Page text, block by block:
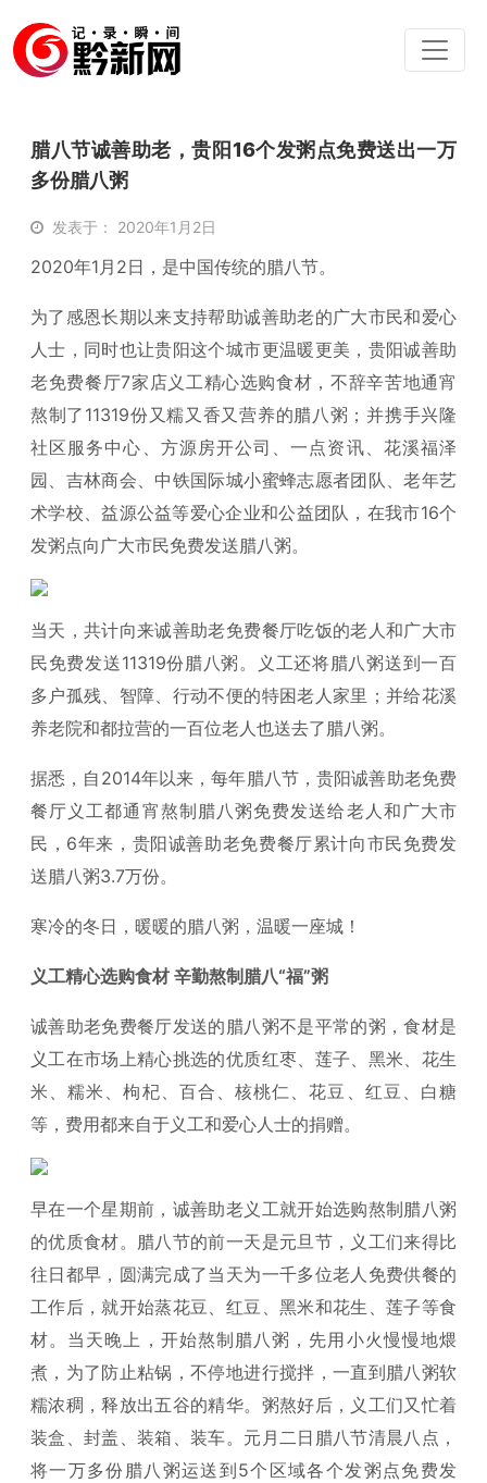
腊八节诚善助老，贵阳16个发粥点免费送出一万
多份腊八粥
发表于： 2020年1月2日
2020年1月2日，是中国传统的腊八节。
为了感恩长期以来支持帮助诚善助老的广大市民和爱心
人士，同时也让贵阳这个城市更温暖更美，贵阳诚善助
老免费餐厅7家店义工精心选购食材，不辞辛苦地通宵
熬制了11319份又糯又香又营养的腊八粥；并携手兴隆
社区服务中心、方源房开公司、一点资讯、花溪福泽
园、吉林商会、中铁国际城小蜜蜂志愿者团队、老年艺
术学校、益源公益等爱心企业和公益团队，在我市16个
发粥点向广大市民免费发送腊八粥。
当天，共计向来诚善助老免费餐厅吃饭的老人和广大市
民免费发送11319份腊八粥。义工还将腊八粥送到一百
多户孤残、智障、行动不便的特困老人家里；并给花溪
养老院和都拉营的一百位老人也送去了腊八粥。
据悉，自2014年以来，每年腊八节，贵阳诚善助老免费
餐厅义工都通宵熬制腊八粥免费发送给老人和广大市
民，6年来，贵阳诚善助老免费餐厅累计向市民免费发
送腊八粥3.7万份。
寒冷的冬日，暖暖的腊八粥，温暖一座城！
义工精心选购食材 辛勤熬制腊八“福”粥
诚善助老免费餐厅发送的腊八粥不是平常的粥，食材是
义工在市场上精心挑选的优质红枣、莲子、黑米、花生
米、糯米、枸杞、百合、核桃仁、花豆、红豆、白糖
等，费用都来自于义工和爱心人士的捐赠。
早在一个星期前，诚善助老义工就开始选购熬制腊八粥
的优质食材。腊八节的前一天是元旦节，义工们来得比
往日都早，圆满完成了当天为一千多位老人免费供餐的
工作后，就开始蒸花豆、红豆、黑米和花生、莲子等食
材。当天晚上，开始熬制腊八粥，先用小火慢慢地煨
煮，为了防止粘锅，不停地进行搅拌，一直到腊八粥软
糯浓稠，释放出五谷的精华。粥熬好后，义工们又忙着
装盒、封盖、装箱、装车。元月二日腊八节清晨八点，
将一万多份腊八粥运送到5个区域各个发粥点免费发